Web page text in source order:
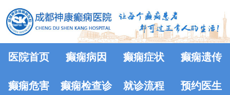
医院首页 癫痫病因 癫痫症状 癫痫遗传
癫痫危害 癫痫检查诊 就诊流程 预约医生